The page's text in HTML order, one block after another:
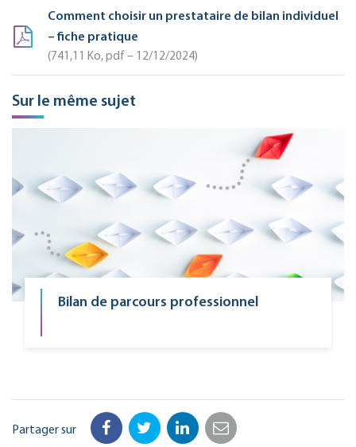
Comment choisir un prestataire de bilan individuel
– fiche pratique
741,11 Ko, pdf – 12/12/2024
Sur le même sujet
Bilan de parcours professionnel
Partager sur Facebook
TwitterLinkedIn
Email